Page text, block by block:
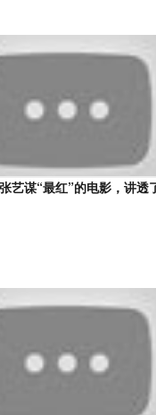
艺谋“最红”的电影，讲